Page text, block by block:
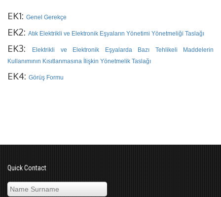
EK1: Genel Gerekçe
EK2: Atık Elektrikli ve Elektronik Eşyaların Yönetimi Yönetmeliği Taslağı
EK3:
Elektrikli ve Elektronik Eşyalarda Bazı Tehlikeli Maddelerin
Kullanımının Kısıtlanmasına İlişkin Yönetmelik Taslağı
EK4: Görüş Formu
Quick Contact